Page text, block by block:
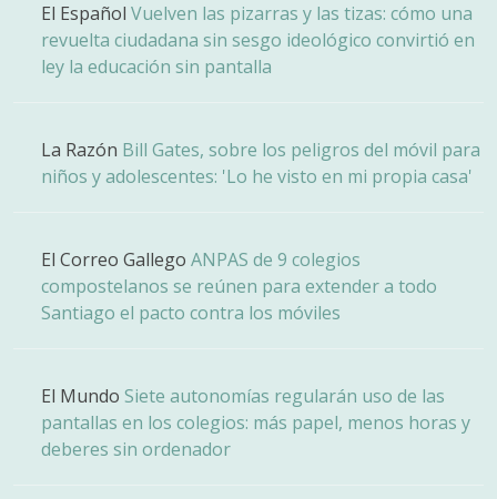
El Español Vuelven las pizarras y las tizas: cómo una
revuelta ciudadana sin sesgo ideológico convirtió en
ley la educación sin pantalla
La Razón Bill Gates, sobre los peligros del móvil para
niños y adolescentes: 'Lo he visto en mi propia casa'
El Correo Gallego ANPAS de 9 colegios
compostelanos se reúnen para extender a todo
Santiago el pacto contra los móviles
El Mundo Siete autonomías regularán uso de las
pantallas en los colegios: más papel, menos horas y
deberes sin ordenador